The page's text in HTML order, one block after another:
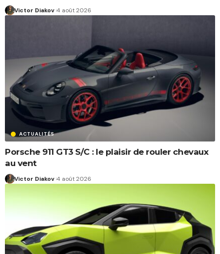
Victor Diakov 4 août 2026
ACTUALITÉS
Porsche 911 GT3 S/C : le plaisir de rouler chevaux
au vent
Victor Diakov 4 août 2026